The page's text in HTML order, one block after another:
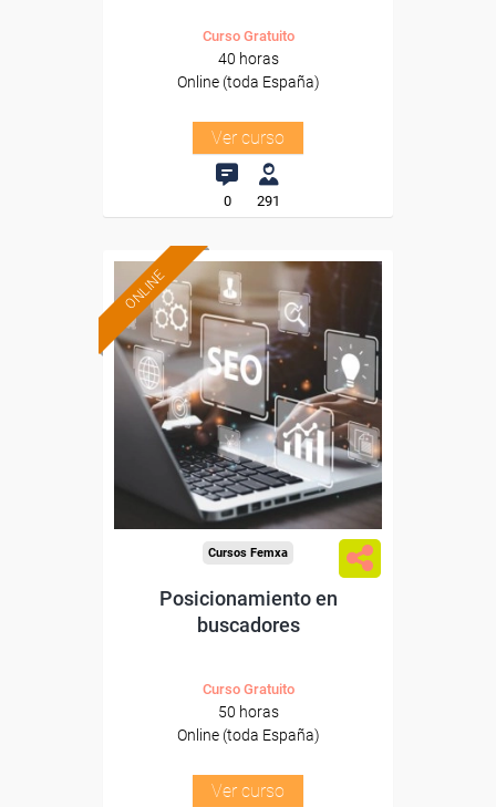
Curso Gratuito
40 horas
Online (toda España)
Ver curso
0 291
ONLINE
Formación 100%
subvencionada.
Para desempleados,
trabajadores y autónomos.
Sector
-Comercio.
Cursos Femxa
Posicionamiento en
buscadores
Curso Gratuito
50 horas
Online (toda España)
Ver curso